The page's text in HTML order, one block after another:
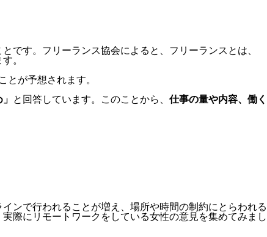
です。フリーランス協会によると、フリーランスとは、
。
とが予想されます。
と回答しています。このことから、 仕事の量や内容、働く
ンで行われることが増え、場所や時間の制約にとらわれる
際にリモートワークをしている女性の意見を集めてみまし